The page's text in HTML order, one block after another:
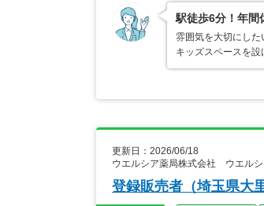
駅徒歩6分！年
雰囲気を大切にし
キッズスペースを
更新日：2026/06/18
ウエルシア薬局株式会社 ウエル
登録販売者（埼玉県大